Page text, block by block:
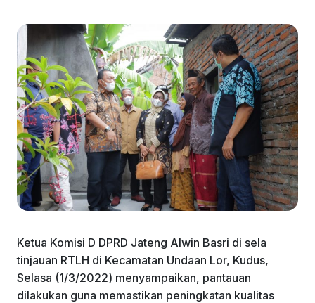
Ketua Komisi D DPRD Jateng Alwin Basri di sela
tinjauan RTLH di Kecamatan Undaan Lor, Kudus,
Selasa (1/3/2022) menyampaikan, pantauan
dilakukan guna memastikan peningkatan kualitas